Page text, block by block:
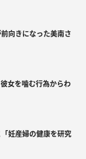
向きになった美南さ
女を噛む行為からわ
妊産婦の健康を研究